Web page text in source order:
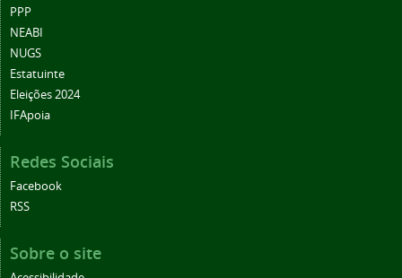
PPP
NEABI
NUGS
Estatuinte
Eleições 2024
IFApoia
Redes Sociais
Facebook
RSS
Sobre o site